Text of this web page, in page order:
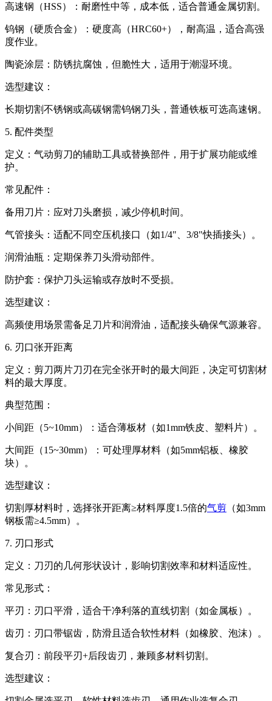
高速钢（HSS）‌：耐磨性中等，成本低，适合普通金属切割。
钨钢（硬质合金）‌：硬度高（HRC60+），耐高温，适合高强
度作业。
陶瓷涂层‌：防锈抗腐蚀，但脆性大，适用于潮湿环境。
选型建议‌：
长期切割不锈钢或高碳钢需钨钢刀头，普通铁板可选高速钢。
5. 配件类型‌
定义‌：气动剪刀的辅助工具或替换部件，用于扩展功能或维
护。
常见配件‌：
备用刀片‌：应对刀头磨损，减少停机时间。
气管接头‌：适配不同空压机接口（如1/4"、3/8"快插接头）。
润滑油瓶‌：定期保养刀头滑动部件。
防护套‌：保护刀头运输或存放时不受损。
选型建议‌：
高频使用场景需备足刀片和润滑油，适配接头确保气源兼容。
6. 刃口张开距离‌
定义‌：剪刀两片刀刃在完全张开时的最大间距，决定可切割材
料的最大厚度。
典型范围‌：
小间距（5~10mm）‌：适合薄板材（如1mm铁皮、塑料片）。
大间距（15~30mm）‌：可处理厚材料（如5mm铝板、橡胶
块）。
选型建议‌：
切割厚材料时，选择张开距离≥材料厚度1.5倍的气剪 （如3mm
钢板需≥4.5mm）。
7. 刃口形式‌
定义‌：刀刃的几何形状设计，影响切割效率和材料适应性。
常见形式‌：
平刃‌：刃口平滑，适合干净利落的直线切割（如金属板）。
齿刃‌：刃口带锯齿，防滑且适合软性材料（如橡胶、泡沫）。
复合刃‌：前段平刃+后段齿刃，兼顾多材料切割。
选型建议‌：